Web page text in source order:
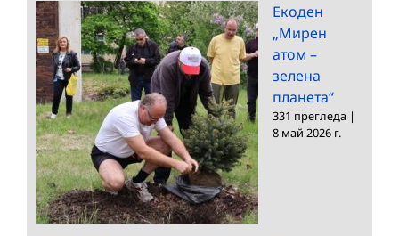
Екоден
„Мирен
атом –
зелена
планета“
331 прегледа |
8 май 2026 г.